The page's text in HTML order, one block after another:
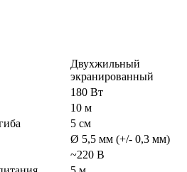
Двухжильный
экранированный
180 Вт
10 м
5 см
Ø 5,5 мм (+/- 0,3 мм)
~220 В